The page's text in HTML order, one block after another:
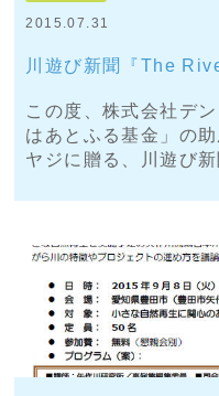
2015.07.31
川遊び新聞『The
この度、株式会社デ
はあとふる基金」の
ヤジに贈る、川遊び